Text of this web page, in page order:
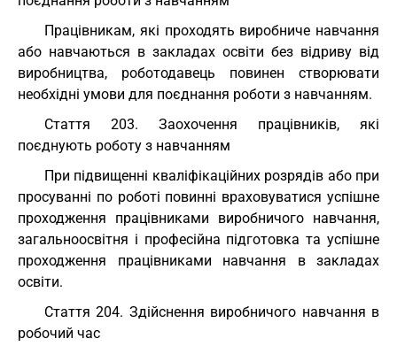
Працівникам, які проходять виробниче навчання
або навчаються в закладах освіти без відриву від
виробництва, роботодавець повинен створювати
необхідні умови для поєднання роботи з навчанням.
Cтаття 203. Заохочення працівників, які
поєднують роботу з навчанням
При підвищенні кваліфікаційних розрядів або при
просуванні по роботі повинні враховуватися успішне
проходження працівниками виробничого навчання,
загальноосвітня і професійна підготовка та успішне
проходження працівниками навчання в закладах
освіти.
Cтаття 204. Здійснення виробничого навчання в
робочий час